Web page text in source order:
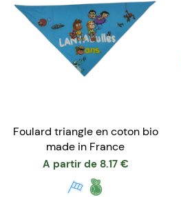
Foulard triangle en coton bio
made in France
A partir de 8.17 €